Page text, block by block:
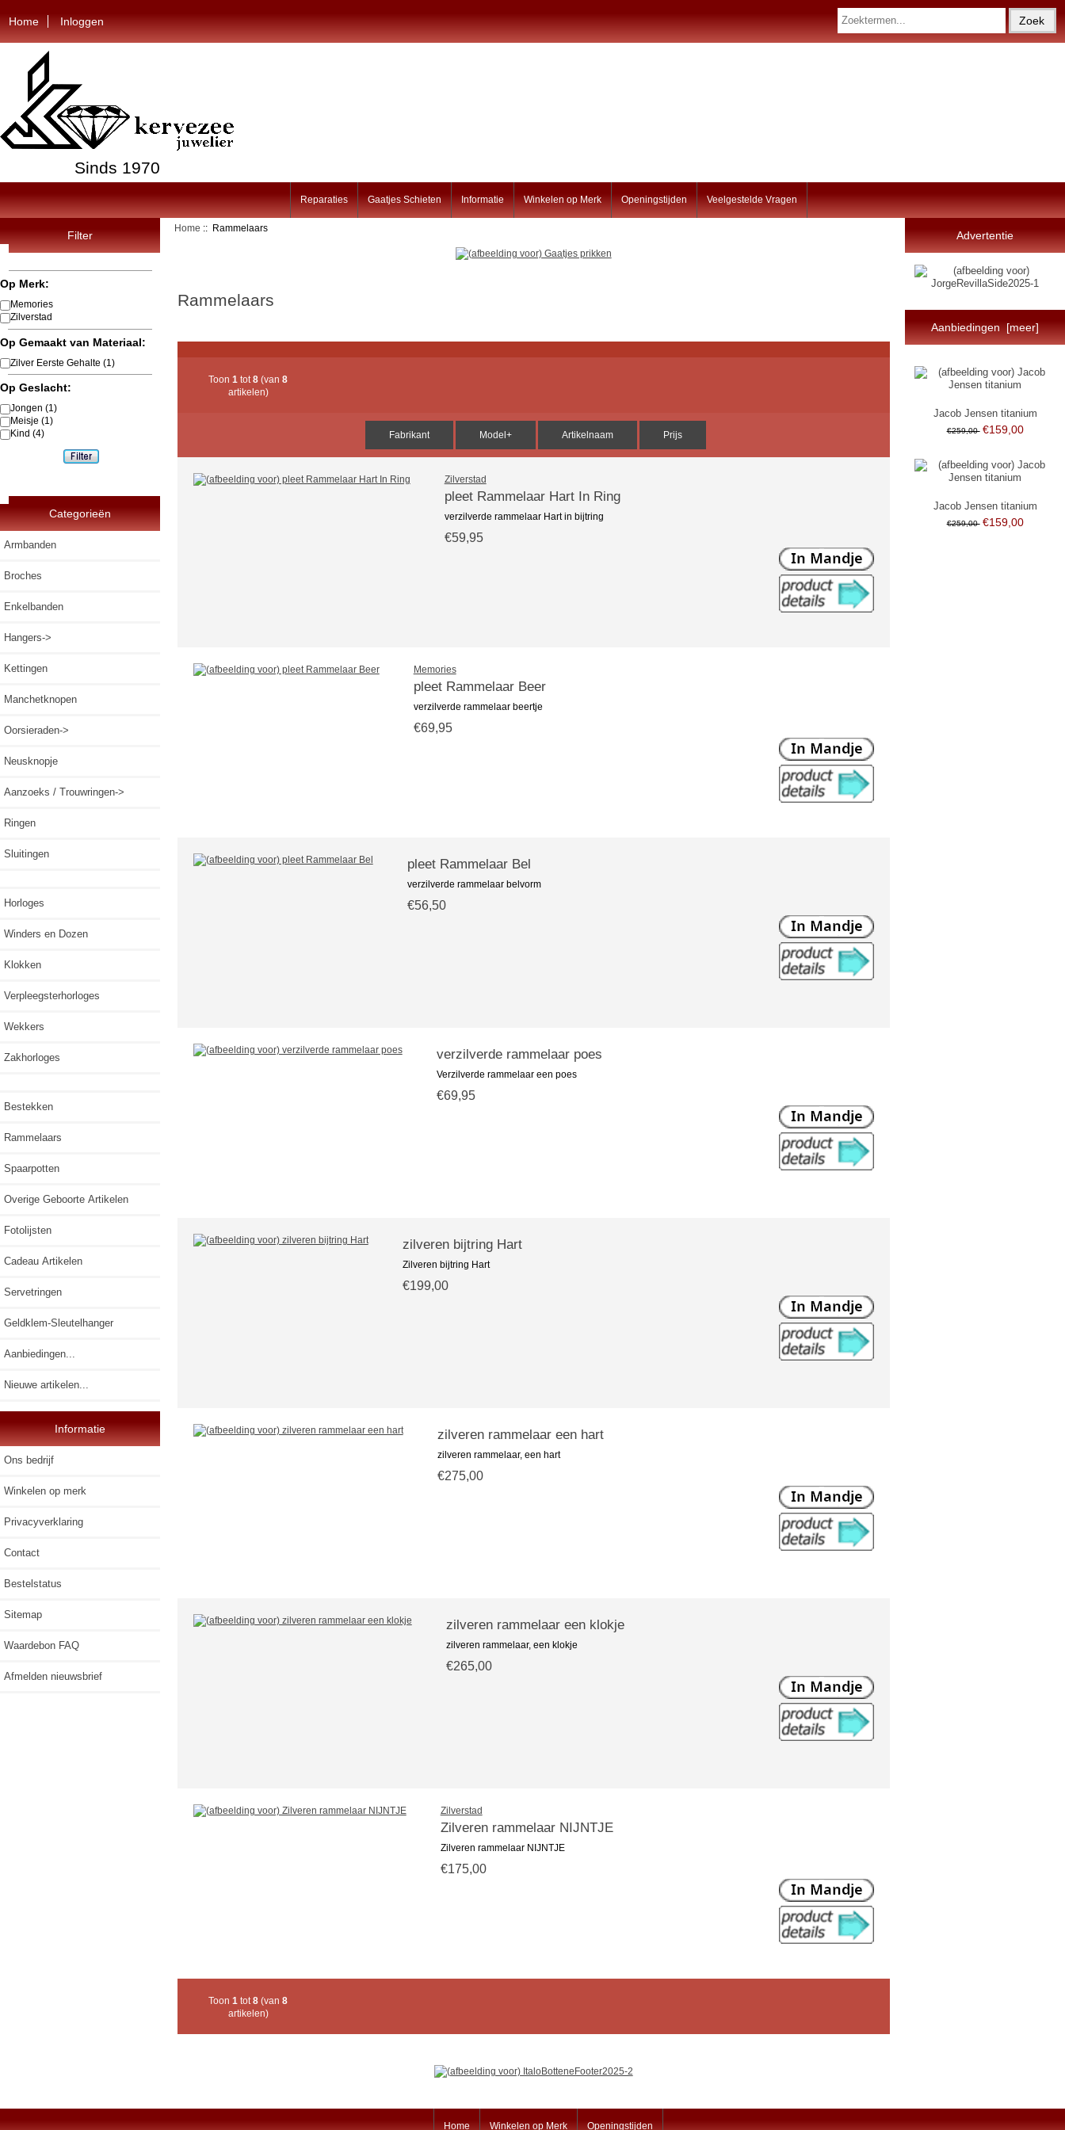
Home Inloggen
Sinds 1970
Reparaties Gaatjes Schieten Informatie Winkelen op Merk Openingstijden Veelgestelde Vragen
Filter
Op Merk:
Memories
Zilverstad
Op Gemaakt van Materiaal:
Zilver Eerste Gehalte (1)
Op Geslacht:
Jongen (1)
Meisje (1)
Kind (4)
Categorieën
Armbanden
Broches
Enkelbanden
Hangers->
Kettingen
Manchetknopen
Oorsieraden->
Neusknopje
Aanzoeks / Trouwringen->
Ringen
Sluitingen
Horloges
Winders en Dozen
Klokken
Verpleegsterhorloges
Wekkers
Zakhorloges
Bestekken
Rammelaars
Spaarpotten
Overige Geboorte Artikelen
Fotolijsten
Cadeau Artikelen
Servetringen
Geldklem-Sleutelhanger
Aanbiedingen...
Nieuwe artikelen...
Informatie
Ons bedrijf
Winkelen op merk
Privacyverklaring
Contact
Bestelstatus
Sitemap
Waardebon FAQ
Afmelden nieuwsbrief
Home :: Rammelaars
Rammelaars
Toon1 tot8 (van8
artikelen)
Fabrikant Model+ Artikelnaam Prijs
Zilverstad
pleet Rammelaar Hart In Ring
verzilverde rammelaar Hart in bijtring
€59,95
Memories
pleet Rammelaar Beer
verzilverde rammelaar beertje
€69,95
pleet Rammelaar Bel
verzilverde rammelaar belvorm
€56,50
verzilverde rammelaar poes
Verzilverde rammelaar een poes
€69,95
zilveren bijtring Hart
Zilveren bijtring Hart
€199,00
zilveren rammelaar een hart
zilveren rammelaar, een hart
€275,00
zilveren rammelaar een klokje
zilveren rammelaar, een klokje
€265,00
Zilverstad
Zilveren rammelaar NIJNTJE
Zilveren rammelaar NIJNTJE
€175,00
Toon1 tot8 (van8
artikelen)
Advertentie
Aanbiedingen [meer]
Jacob Jensen titanium
€259,00 €159,00
Jacob Jensen titanium
€259,00 €159,00
Home Winkelen op Merk Openingstijden